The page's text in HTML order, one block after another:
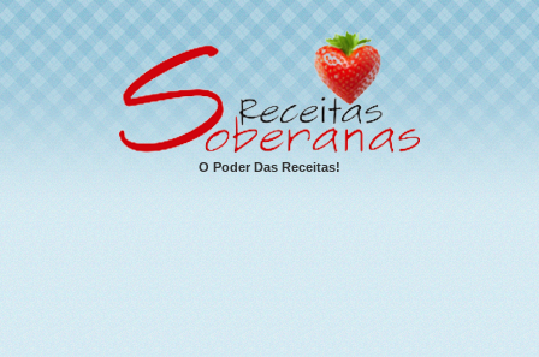
O Poder Das Receitas!